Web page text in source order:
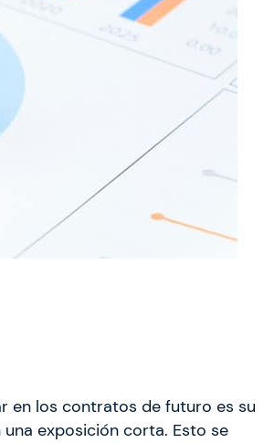
en los contratos de futuro es su
exposición corta. Esto se